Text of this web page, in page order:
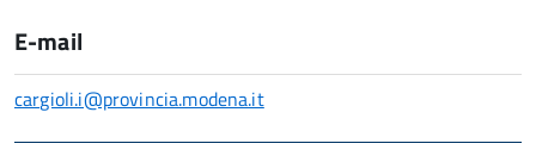
E-mail
cargioli.i@provincia.modena.it